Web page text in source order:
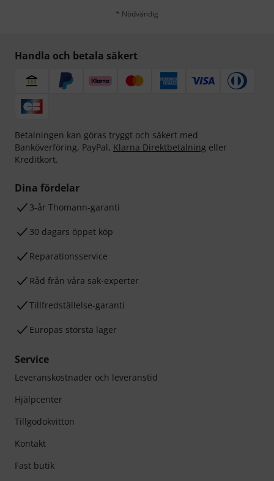
* Nödvändig
Handla och betala säkert
Betalningen kan göras tryggt och säkert med
Banköverföring, PayPal, Klarna Direktbetalning eller
Kreditkort.
Dina fördelar
3-år Thomann-garanti
30 dagars öppet köp
Reparationsservice
Råd från våra sak-experter
Tillfredställelse-garanti
Europas största lager
Service
Leveranskostnader och leveranstid
Hjälpcenter
Tillgodokvitton
Kontakt
Fast butik